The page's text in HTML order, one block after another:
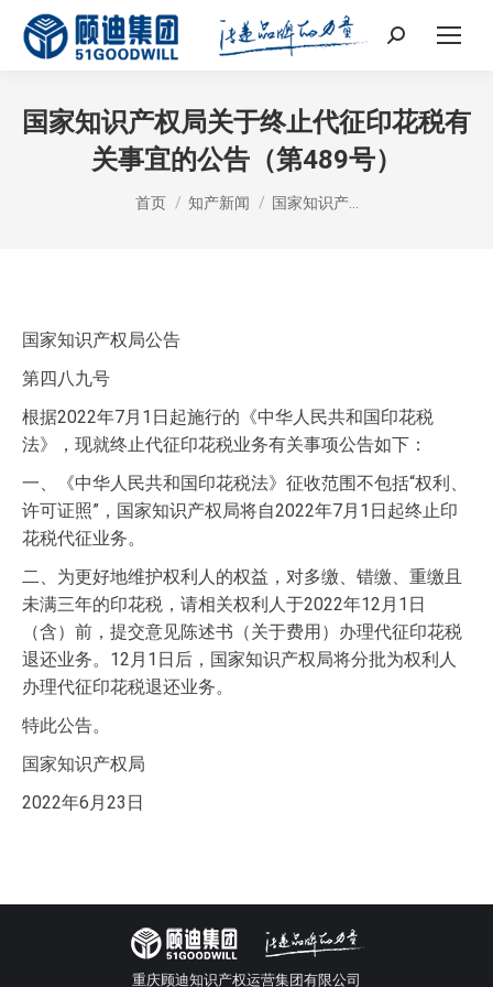
Search:
国家知识产权局关于终止代征印花税有
关事宜的公告（第489号）
您在这里：
首页 知产新闻 国家知识产…
国家知识产权局公告
第四八九号
根据2022年7月1日起施行的《中华人民共和国印花税
法》，现就终止代征印花税业务有关事项公告如下：
一、《中华人民共和国印花税法》征收范围不包括“权利、
许可证照”，国家知识产权局将自2022年7月1日起终止印
花税代征业务。
二、为更好地维护权利人的权益，对多缴、错缴、重缴且
未满三年的印花税，请相关权利人于2022年12月1日
（含）前，提交意见陈述书（关于费用）办理代征印花税
退还业务。12月1日后，国家知识产权局将分批为权利人
办理代征印花税退还业务。
特此公告。
国家知识产权局
2022年6月23日
重庆顾迪知识产权运营集团有限公司